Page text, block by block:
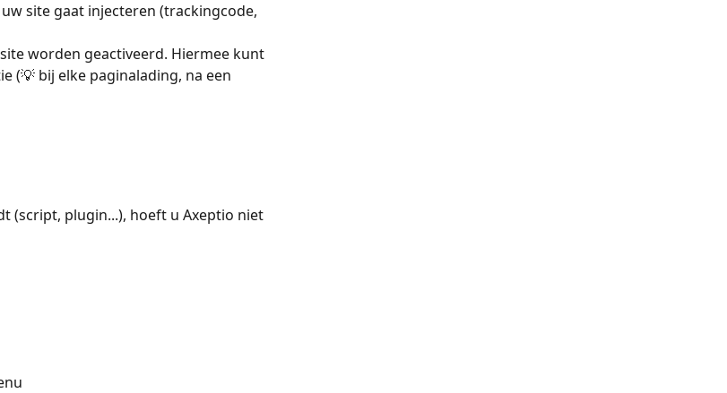
site gaat injecteren (trackingcode,
worden geactiveerd. Hiermee kunt
(💡 bij elke paginalading, na een
(script, plugin...), hoeft u Axeptio niet